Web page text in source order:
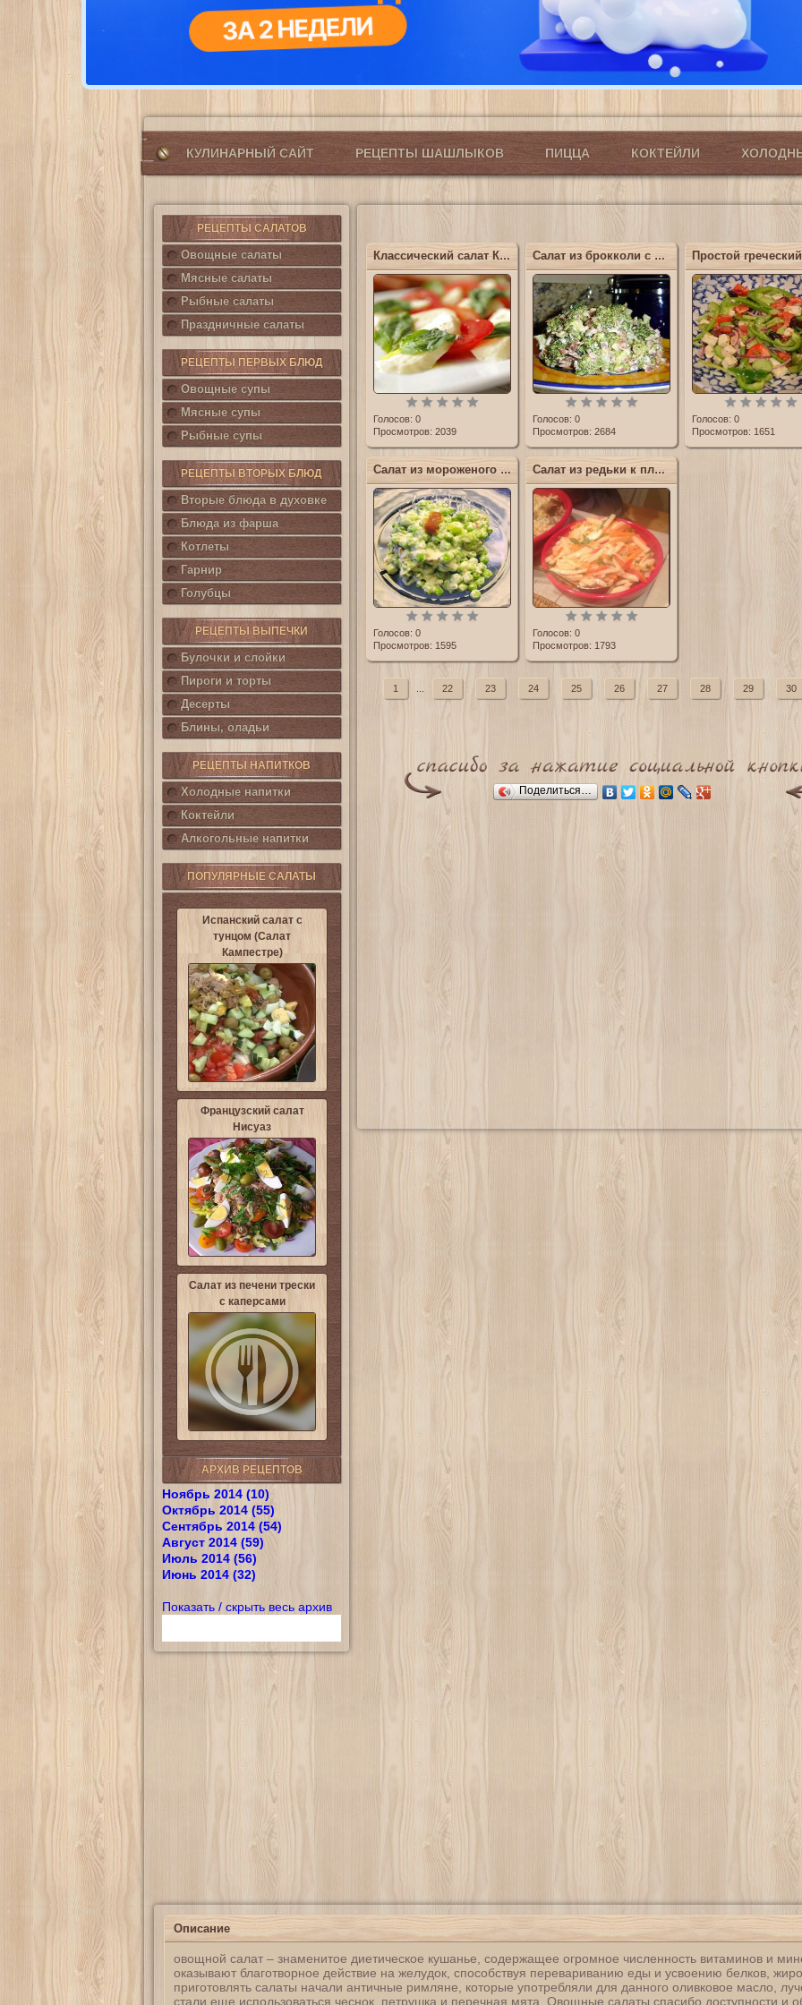
КУЛИНАРНЫЙ САЙТ РЕЦЕПТЫ ШАШЛЫКОВ ПИЦЦА КОКТЕЙЛИ
РЕЦЕПТЫ САЛАТОВ
Овощные салаты
Мясные салаты
Рыбные салаты
Праздничные салаты
РЕЦЕПТЫ ПЕРВЫХ БЛЮД
Овощные супы
Мясные супы
Рыбные супы
РЕЦЕПТЫ ВТОРЫХ БЛЮД
Вторые блюда в духовке
Блюда из фарша
Котлеты
Гарнир
Голубцы
РЕЦЕПТЫ ВЫПЕЧКИ
Булочки и слойки
Пироги и торты
Десерты
Блины, оладьи
РЕЦЕПТЫ НАПИТКОВ
Холодные напитки
Коктейли
Алкогольные напитки
ПОПУЛЯРНЫЕ САЛАТЫ
Испанский салат с
тунцом (Салат
Кампестре)
Французский салат
Нисуаз
Салат из печени трески
с каперсами
АРХИВ РЕЦЕПТОВ
Ноябрь 2014 (10)
Октябрь 2014 (55)
Сентябрь 2014 (54)
Август 2014 (59)
Июль 2014 (56)
Июнь 2014 (32)
Показать / скрыть весь архив
Классический салат Капрезе
Голосов: 0
Просмотров: 2039
Салат из брокколи с семечками
Голосов: 0
Просмотров: 2684
Голосов: 0
Просмотров: 1651
Салат из мороженого зеленого горошка
Голосов: 0
Просмотров: 1595
Салат из редьки к плову
Голосов: 0
Просмотров: 1793
1 22 23 24 25 26 27 28 29 30
Поделиться…
Описание
овощной салат – знаменитое диетическое кушанье, содержащее огромное численность витаминов и
оказывают благотворное действие на желудок, способствуя перевариванию еды и усвоению белков,
приготовлять салаты начали античные римляне, которые употребляли для данного оливковое масло,
стали еще использоваться чеснок, петрушка и перечная мята. Овощные салаты спасибо доступности и